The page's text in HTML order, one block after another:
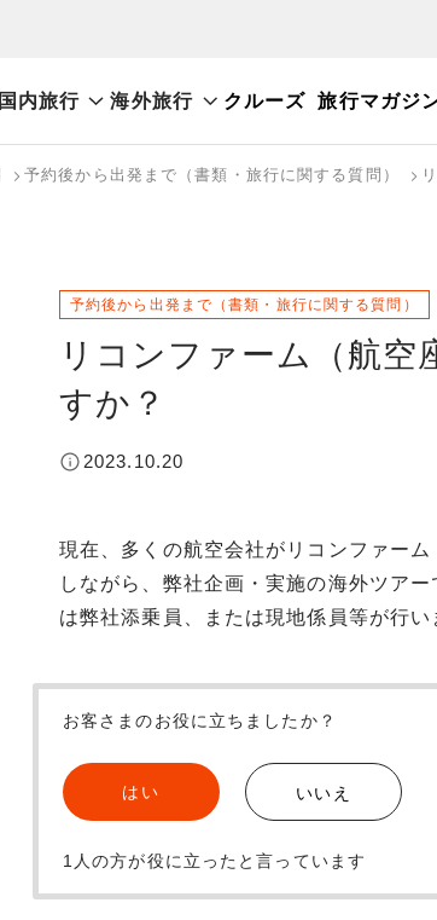
国内旅行 海外旅行 クルーズ 旅行マガジ
国内旅行トップ
海外旅行トップ
予約後から出発まで（書類・旅行に関する質問）
予約後から出発まで（書類・旅行に関する質問）
リコンファーム（航空
すか？
2023.10.20
現在、多くの航空会社がリコンファー
しながら、弊社企画・実施の海外ツア
は弊社添乗員、または現地係員等が行い
お客さまのお役に立ちましたか？
はい いいえ
1人の方が役に立ったと言っています